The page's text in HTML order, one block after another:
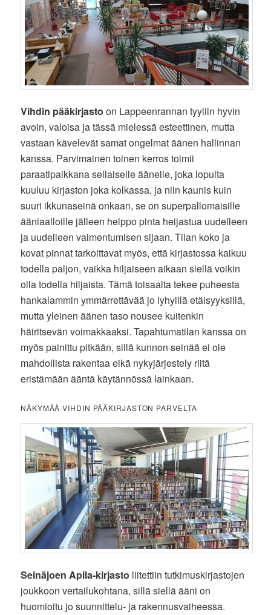
Vihdin pääkirjasto on Lappeenrannan tyyliin hyvin
avoin, valoisa ja tässä mielessä esteettinen, mutta
vastaan kävelevät samat ongelmat äänen hallinnan
kanssa. Parvimainen toinen kerros toimii
paraatipaikkana sellaiselle äänelle, joka lopulta
kuuluu kirjaston joka kolkassa, ja niin kaunis kuin
suuri ikkunaseinä onkaan, se on superpallomaisille
ääniaalloille jälleen helppo pinta heijastua uudelleen
ja uudelleen vaimentumisen sijaan. Tilan koko ja
kovat pinnat tarkoittavat myös, että kirjastossa kaikuu
todella paljon, vaikka hiljaiseen aikaan siellä voikin
olla todella hiljaista. Tämä toisaalta tekee puheesta
hankalammin ymmärrettävää jo lyhyillä etäisyyksillä,
mutta yleinen äänen taso nousee kuitenkin
häiritsevän voimakkaaksi. Tapahtumatilan kanssa on
myös painittu pitkään, sillä kunnon seinää ei ole
mahdollista rakentaa eikä nykyjärjestely riitä
eristämään ääntä käytännössä lainkaan.
NÄKYMÄÄ VIHDIN PÄÄKIRJASTON PARVELTA
Seinäjoen Apila-kirjasto liitettiin tutkimuskirjastojen
joukkoon vertailukohtana, sillä siellä ääni on
huomioitu jo suunnittelu- ja rakennusvaiheessa.